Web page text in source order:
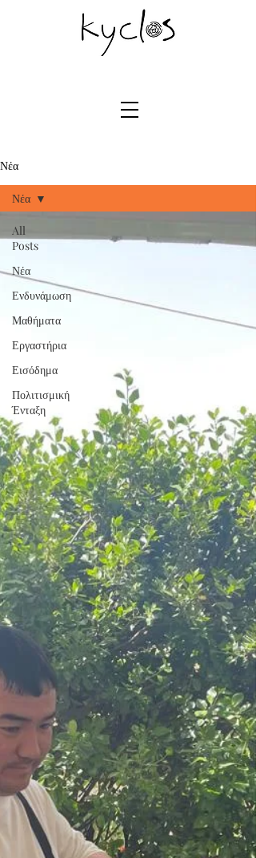
Νέα
All
Posts
Νέα
Ενδυνάμωση
Μαθήματα
Εργαστήρια
Εισόδημα
Πολιτισμική
Ένταξη
Νέα